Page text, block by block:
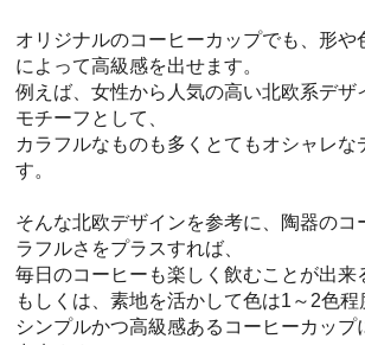
オリジナルのコーヒーカップでも、形や
によって高級感を出せます。
例えば、女性から人気の高い北欧系デザ
モチーフとして、
カラフルなものも多くとてもオシャレな
す。
そんな北欧デザインを参考に、陶器のコ
ラフルさをプラスすれば、
毎日のコーヒーも楽しく飲むことが出来
もしくは、素地を活かして色は1～2色程
シンプルかつ高級感あるコーヒーカップ